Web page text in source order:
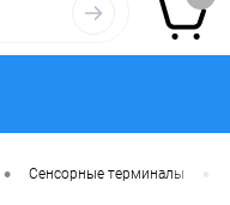
• Сенсорные терминалы •